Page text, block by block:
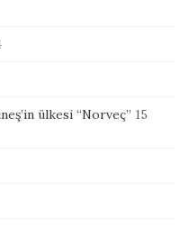
ülkesi “Norveç” 15